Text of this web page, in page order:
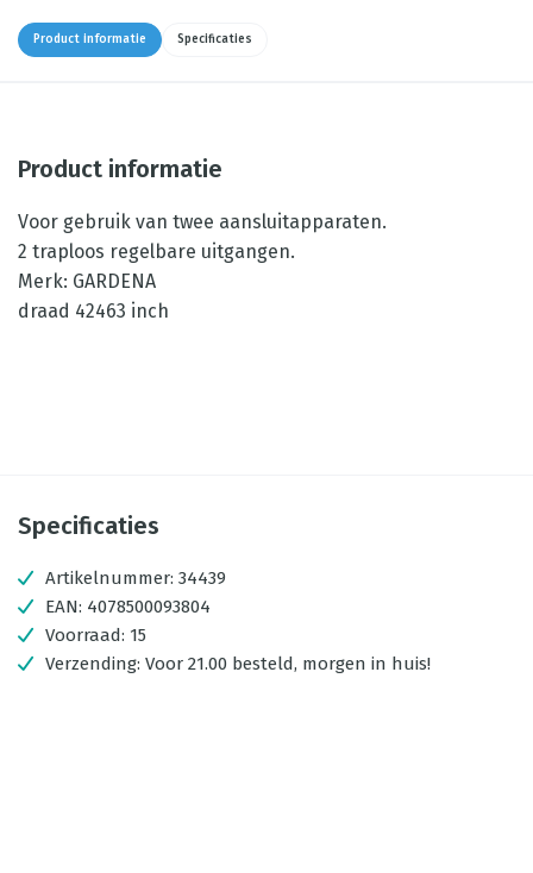
Product informatie Specificaties
Product informatie
Voor gebruik van twee aansluitapparaten.
2 traploos regelbare uitgangen.
Merk: GARDENA
draad 42463 inch
Specificaties
Artikelnummer: 34439
EAN: 4078500093804
Voorraad: 15
Verzending: Voor 21.00 besteld, morgen in huis!